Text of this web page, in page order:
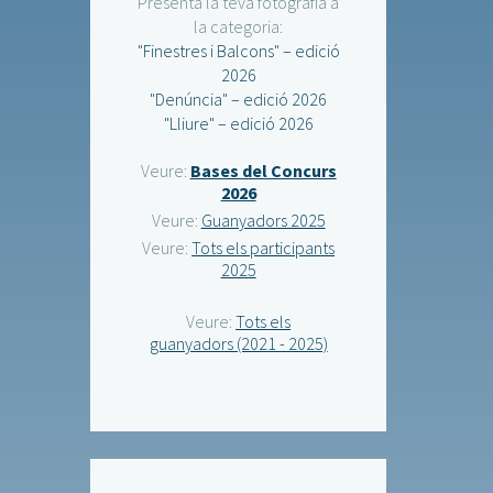
la categoria:
"Finestres i Balcons" – edició
2026
"Denúncia" – edició 2026
"Lliure" – edició 2026
Veure: Bases del Concurs
2026
Veure: Guanyadors 2025
Veure:Tots els participants
2025
Veure:Tots els
guanyadors (2021 - 2025)